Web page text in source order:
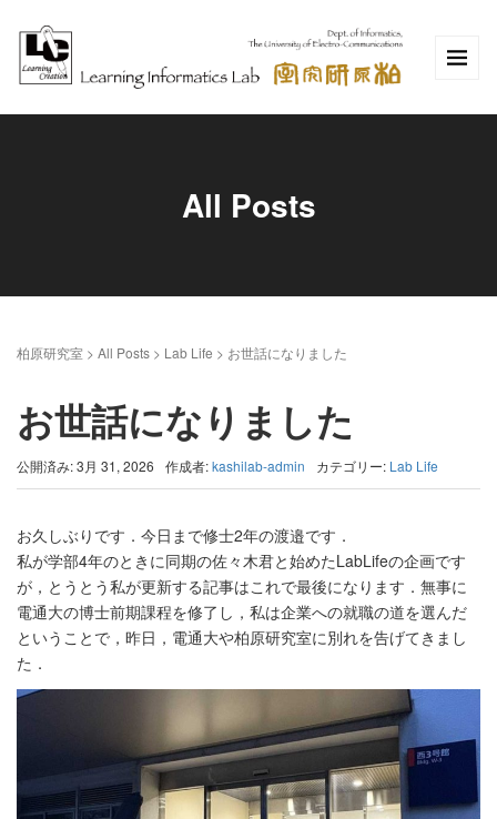
All Posts
柏原研究室 > All Posts > Lab Life > お世話になりました
お世話になりました
公開済み: 3月 31, 2026 作成者:kashilab-admin カテゴリー: Lab Life
お久しぶりです．今日まで修士2年の渡邉です．
私が学部4年のときに同期の佐々木君と始めたLabLifeの企画です
が，とうとう私が更新する記事はこれで最後になります．無事に
電通大の博士前期課程を修了し，私は企業への就職の道を選んだ
ということで，昨日，電通大や柏原研究室に別れを告げてきまし
た．